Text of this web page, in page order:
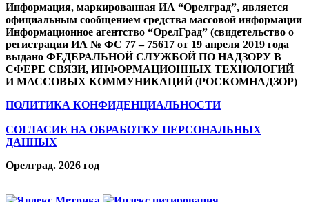
Информация, маркированная ИА “Орелград”, является
официальным сообщением средства массовой информации
Информационное агентство “ОрелГрад” (свидетельство о
регистрации ИА № ФС 77 – 75617 от 19 апреля 2019 года
выдано ФЕДЕРАЛЬНОЙ СЛУЖБОЙ ПО НАДЗОРУ В
СФЕРЕ СВЯЗИ, ИНФОРМАЦИОННЫХ ТЕХНОЛОГИЙ
И МАССОВЫХ КОММУНИКАЦИЙ (РОСКОМНАДЗОР)
ПОЛИТИКА КОНФИДЕНЦИАЛЬНОСТИ
СОГЛАСИЕ НА ОБРАБОТКУ ПЕРСОНАЛЬНЫХ
ДАННЫХ
Орелград. 2026 год